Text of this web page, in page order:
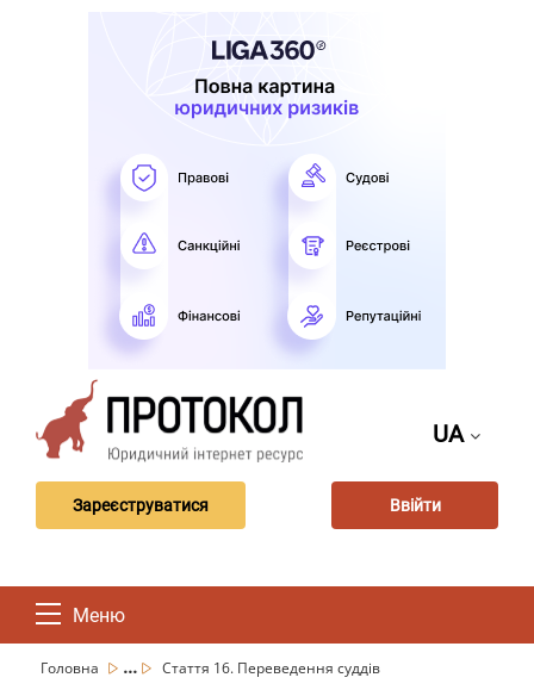
UA
Зареєструватися Ввійти
Меню
Головна ... Стаття 16. Переведення суддів